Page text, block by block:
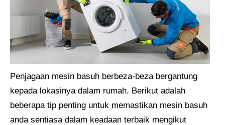
Penjagaan mesin basuh berbeza-beza bergantung
kepada lokasinya dalam rumah. Berikut adalah
beberapa tip penting untuk memastikan mesin basuh
anda sentiasa dalam keadaan terbaik mengikut